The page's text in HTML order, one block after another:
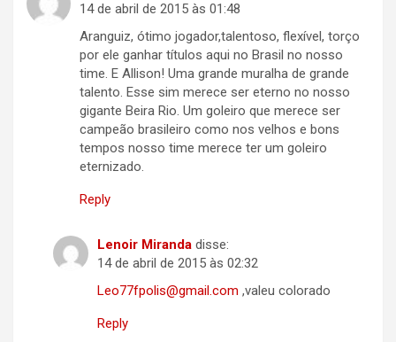
14 de abril de 2015 às 01:48
Aranguiz, ótimo jogador,talentoso, flexível, torço
por ele ganhar títulos aqui no Brasil no nosso
time. E Allison! Uma grande muralha de grande
talento. Esse sim merece ser eterno no nosso
gigante Beira Rio. Um goleiro que merece ser
campeão brasileiro como nos velhos e bons
tempos nosso time merece ter um goleiro
eternizado.
Reply
Lenoir Miranda disse:
14 de abril de 2015 às 02:32
Leo77fpolis@gmail.com ,valeu colorado
Reply